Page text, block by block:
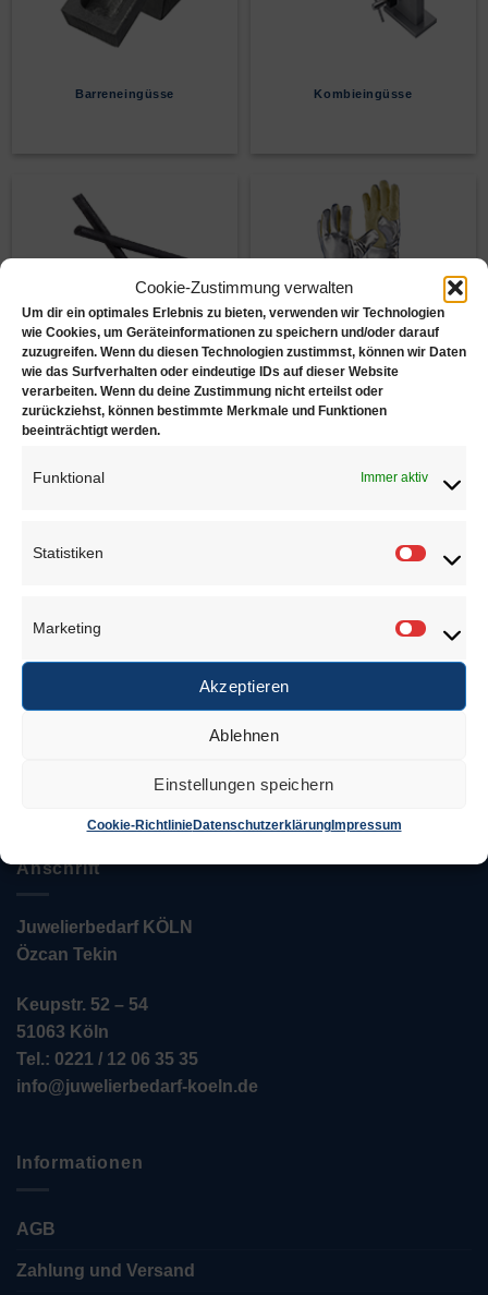
Cookie-Zustimmung verwalten
Um dir ein optimales Erlebnis zu bieten, verwenden wir Technologien
wie Cookies, um Geräteinformationen zu speichern und/oder darauf
zuzugreifen. Wenn du diesen Technologien zustimmst, können wir Daten
wie das Surfverhalten oder eindeutige IDs auf dieser Website
verarbeiten. Wenn du deine Zustimmung nicht erteilst oder
zurückziehst, können bestimmte Merkmale und Funktionen
beeinträchtigt werden.
Funktional Immer aktiv
Statistiken
Marketing
Akzeptieren
Ablehnen
Einstellungen speichern
Cookie-RichtlinieDatenschutzerklärungImpressum
Barreneingüsse Kombieingüsse
Rührstäbe Hitzehandschuhe
Unternehmen eingebunden, die sich alle demselben
den Bedürfnissen des Kunden.
Anschrift
Juwelierbedarf KÖLN
Özcan Tekin
Keupstr. 52 – 54
51063 Köln
Tel.: 0221 / 12 06 35 35
info@juwelierbedarf-koeln.de
Informationen
AGB
Zahlung und Versand